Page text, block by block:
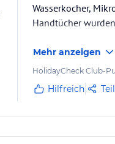
Wasserkocher,
Handtücher
Mehr anzeigen
HolidayCheck Club-
Hilfreich